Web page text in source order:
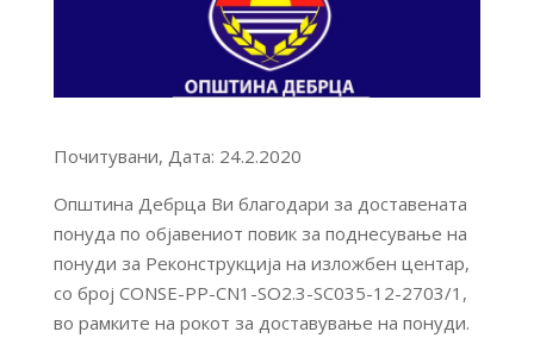
Почитувани, Дата: 24.2.2020
Општина Дебрца Ви благодари за доставената
понуда по објавениот повик за поднесување на
понуди за Реконструкција на изложбен центар,
со број CONSE-PP-CN1-SO2.3-SC035-12-2703/1,
во рамките на рокот за доставување на понуди.